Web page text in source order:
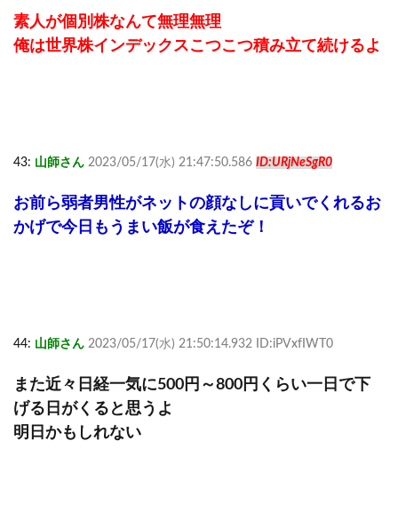
素人が個別株なんて無理無理
俺は世界株インデックスこつこつ積み立て続けるよ
43: 山師さん 2023/05/17(水) 21:47:50.586 ID:URjNeSgR0
お前ら弱者男性がネットの顔なしに貢いでくれるお
かげで今日もうまい飯が食えたぞ！
44: 山師さん 2023/05/17(水) 21:50:14.932 ID:iPVxfIWT0
また近々日経一気に500円～800円くらい一日で下
げる日がくると思うよ
明日かもしれない